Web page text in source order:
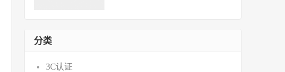
分类
3C认证